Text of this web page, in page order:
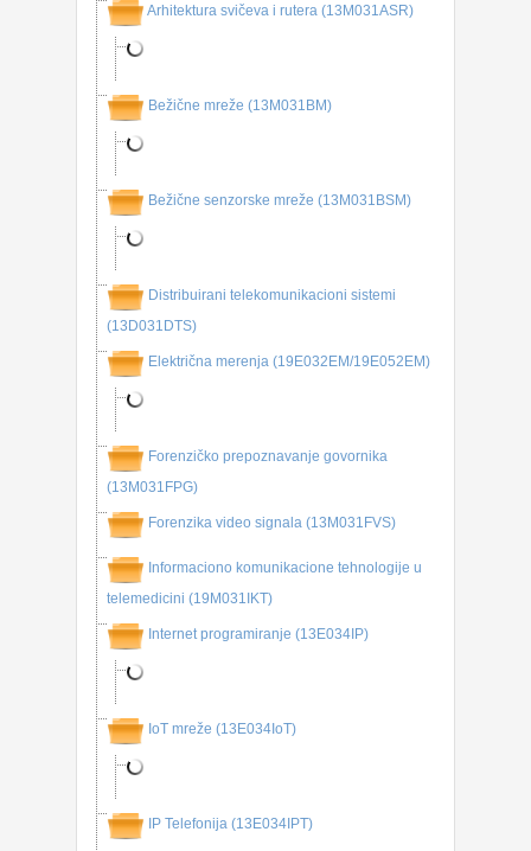
Arhitektura svičeva i rutera (13M031ASR)
Bežične mreže (13M031BM)
Bežične senzorske mreže (13M031BSM)
Distribuirani telekomunikacioni sistemi
(13D031DTS)
Električna merenja (19E032EM/19E052EM)
Forenzičko prepoznavanje govornika
(13M031FPG)
Forenzika video signala (13M031FVS)
Informaciono komunikacione tehnologije u
telemedicini (19M031IKT)
Internet programiranje (13E034IP)
IoT mreže (13E034IoT)
IP Telefonija (13E034IPT)